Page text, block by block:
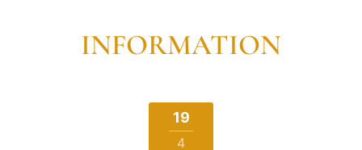
INFORMATION
19
4